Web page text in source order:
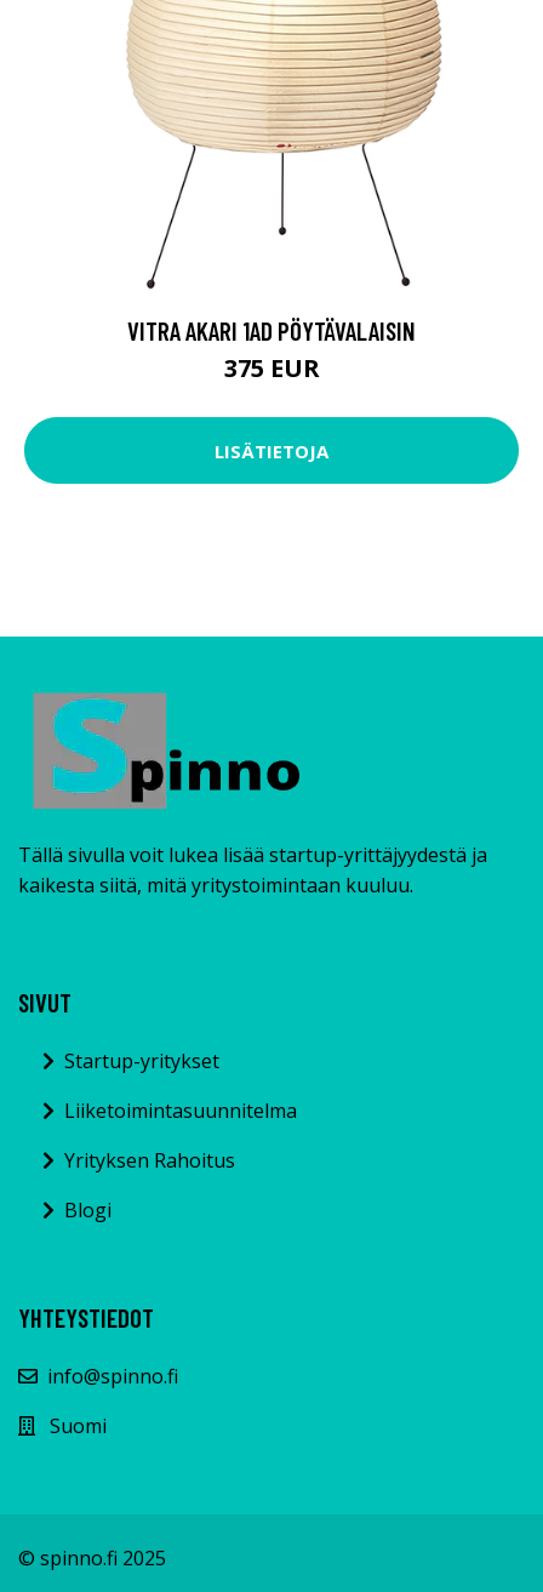
VITRA AKARI 1AD PÖYTÄVALAISIN
375 EUR
LISÄTIETOJA
Tällä sivulla voit lukea lisää startup-yrittäjyydestä ja
kaikesta siitä, mitä yritystoimintaan kuuluu.
SIVUT
Startup-yritykset
Liiketoimintasuunnitelma
Yrityksen Rahoitus
Blogi
YHTEYSTIEDOT
info@spinno.fi
Suomi
© spinno.fi 2025